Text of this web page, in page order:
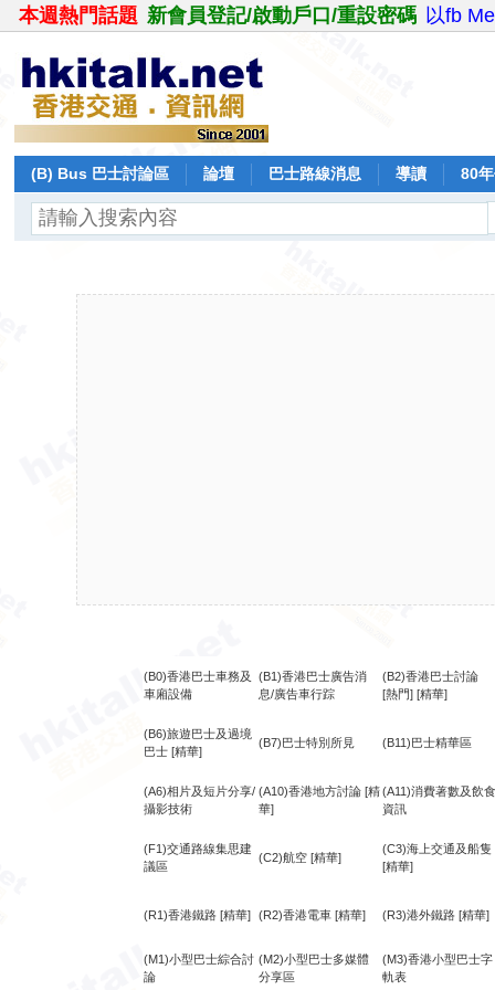
本週熱門話題 新會員登記/啟動戶口/重設密碼 以fb
(B) Bus 巴士討論區 論壇 巴士路線消息 導讀 80
(B0)香港巴士車務及
車廂設備
(B1)香港巴士廣告消
息/廣告車行踪
(B2)香港巴士討論
[熱門] [精華]
(B6)旅遊巴士及過境
巴士 [精華]
(B7)巴士特別所見 (B11)巴士精華區
(A6)相片及短片分享/
攝影技術
(A10)香港地方討論 [精
華]
(A11)消費著數及飲食
資訊
(F1)交通路線集思建
議區
(C2)航空 [精華]
(C3)海上交通及船隻
[精華]
(R1)香港鐵路 [精華] (R2)香港電車 [精華] (R3)港外鐵路 [精華]
(M1)小型巴士綜合討
論
(M2)小型巴士多媒體
分享區
(M3)香港小型巴士字
軌表